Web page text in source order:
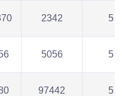
2342 5
5056 5
97442 5